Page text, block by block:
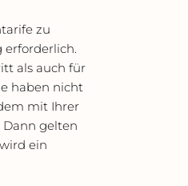
zu
erforderlich.
als auch für
haben nicht
mit Ihrer
Dann gelten
ein